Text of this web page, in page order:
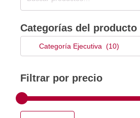
Categorías del producto
Categoría Ejecutiva (10)
Filtrar por precio